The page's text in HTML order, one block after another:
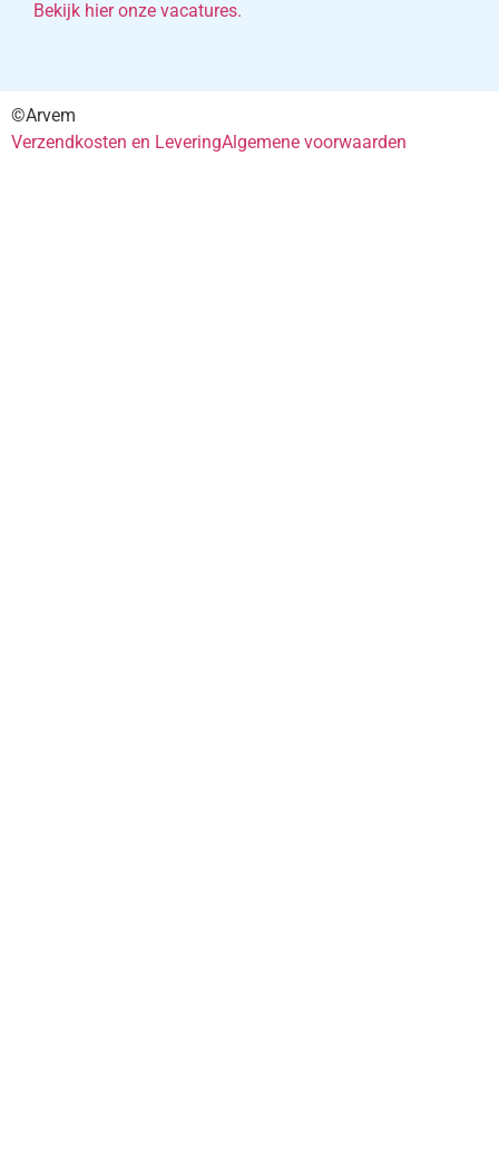
Bekijk hier onze vacatures.
©Arvem
Verzendkosten en LeveringAlgemene voorwaarden